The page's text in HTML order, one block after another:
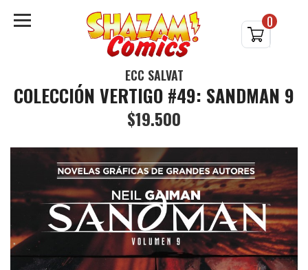
0
ECC SALVAT
COLECCIÓN VERTIGO #49: SANDMAN 9
$19.500